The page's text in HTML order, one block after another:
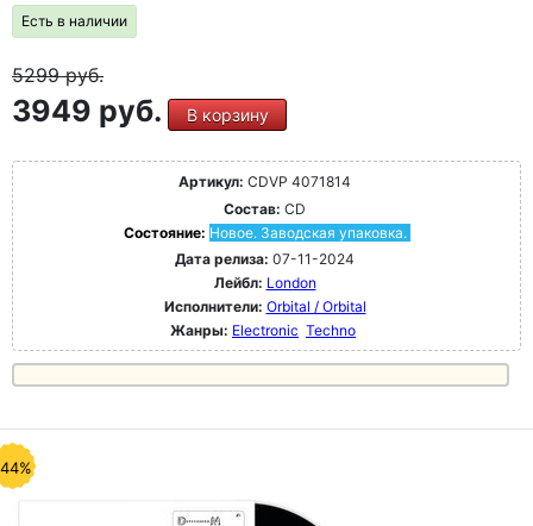
Есть в наличии
5299руб.
3949 руб. В корзину
Артикул: CDVP 4071814
Состав: CD
Состояние: Новое. Заводская упаковка.
Дата релиза: 07-11-2024
Лейбл: London
Исполнители: Orbital / Orbital
Жанры: Electronic Techno